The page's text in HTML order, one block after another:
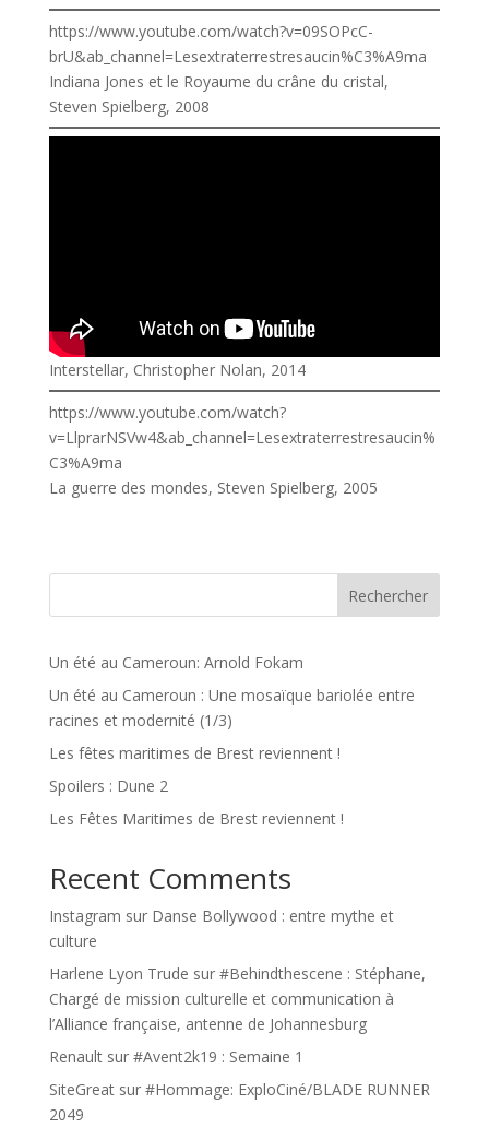
https://www.youtube.com/watch?v=09SOPcC-
brU&ab_channel=Lesextraterrestresaucin%C3%A9ma
Indiana Jones et le Royaume du crâne du cristal,
Steven Spielberg, 2008
Interstellar, Christopher Nolan, 2014
https://www.youtube.com/watch?
v=LlprarNSVw4&ab_channel=Lesextraterrestresaucin%
C3%A9ma
La guerre des mondes, Steven Spielberg, 2005
Rechercher
Un été au Cameroun: Arnold Fokam
Un été au Cameroun : Une mosaïque bariolée entre
racines et modernité (1/3)
Les fêtes maritimes de Brest reviennent !
Spoilers : Dune 2
Les Fêtes Maritimes de Brest reviennent !
Recent Comments
Instagram sur Danse Bollywood : entre mythe et
culture
Harlene Lyon Trude sur #Behindthescene : Stéphane,
Chargé de mission culturelle et communication à
l’Alliance française, antenne de Johannesburg
Renaultsur #Avent2k19 : Semaine 1
SiteGreatsur #Hommage: ExploCiné/BLADE RUNNER
2049